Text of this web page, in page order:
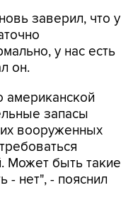
заверил, что у
у нас есть
он.
американской
запасы
вооруженных
Может быть такие
- нет", - пояснил